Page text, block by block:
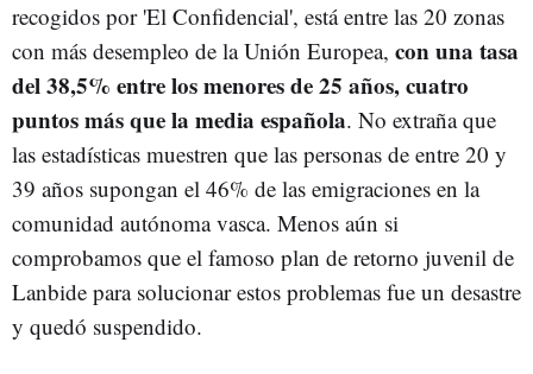
recogidos por 'El Confidencial', está entre las 20 zonas
con más desempleo de la Unión Europea, con una tasa
del 38,5% entre los menores de 25 años, cuatro
puntos más que la media española. No extraña que
las estadísticas muestren que las personas de entre 20 y
39 años supongan el 46% de las emigraciones en la
comunidad autónoma vasca. Menos aún si
comprobamos que el famoso plan de retorno juvenil de
Lanbide para solucionar estos problemas fue un desastre
y quedó suspendido.